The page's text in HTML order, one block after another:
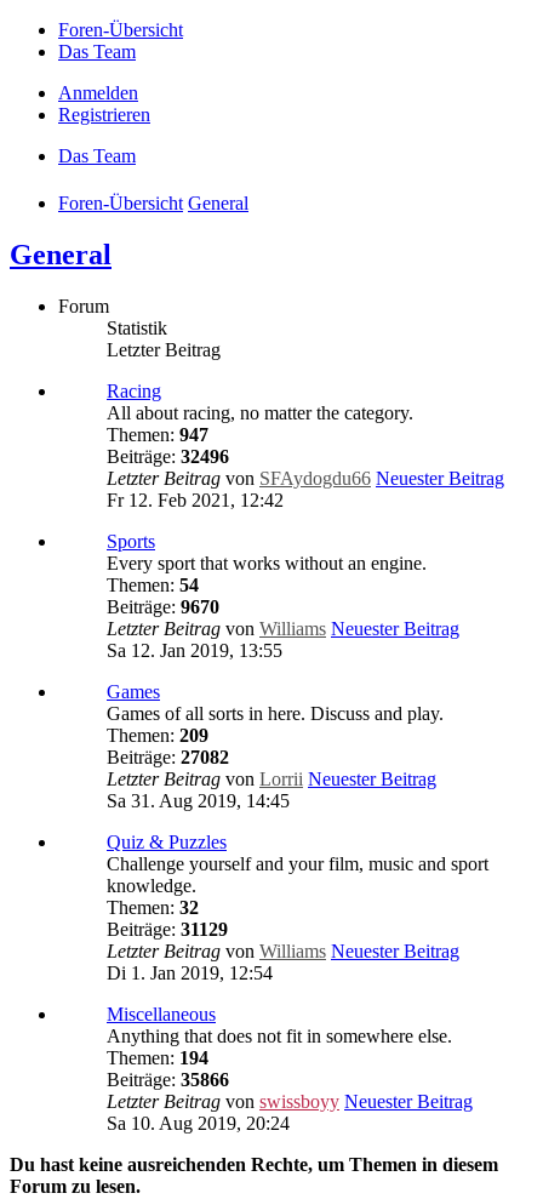
Foren-Übersicht
Das Team
Anmelden
Registrieren
Das Team
Foren-Übersicht General
General
Forum
Statistik
Letzter Beitrag
Racing
All about racing, no matter the category.
Themen: 947
Beiträge: 32496
Letzter Beitrag von SFAydogdu66 Neuester Beitrag
Fr 12. Feb 2021, 12:42
Sports
Every sport that works without an engine.
Themen: 54
Beiträge: 9670
Letzter Beitrag von Williams Neuester Beitrag
Sa 12. Jan 2019, 13:55
Games
Games of all sorts in here. Discuss and play.
Themen: 209
Beiträge: 27082
Letzter Beitrag von Lorrii Neuester Beitrag
Sa 31. Aug 2019, 14:45
Quiz & Puzzles
Challenge yourself and your film, music and sport
knowledge.
Themen: 32
Beiträge: 31129
Letzter Beitrag von Williams Neuester Beitrag
Di 1. Jan 2019, 12:54
Miscellaneous
Anything that does not fit in somewhere else.
Themen: 194
Beiträge: 35866
Letzter Beitrag von swissboyy Neuester Beitrag
Sa 10. Aug 2019, 20:24
Du hast keine ausreichenden Rechte, um Themen in diesem
Forum zu lesen.